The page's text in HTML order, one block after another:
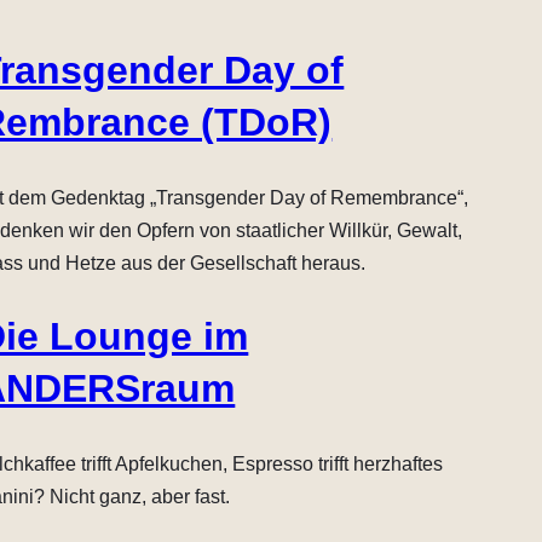
Day of
(TDoR)
dem Gedenktag „Transgender Day of Remembrance“,
wir den Opfern von staatlicher Willkür, Gewalt,
und Hetze aus der Gesellschaft heraus.
Lounge im
trifft Apfelkuchen, Espresso trifft herzhaftes
Nicht ganz, aber fast.